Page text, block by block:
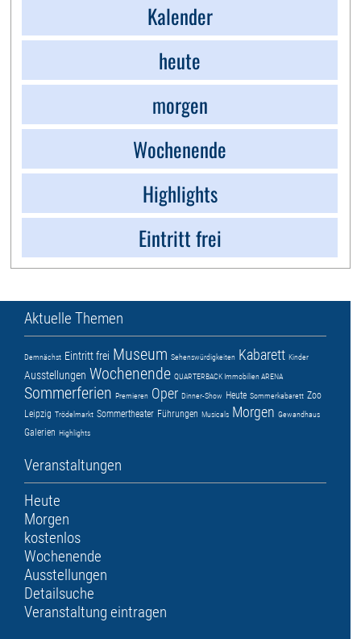
Kalender
heute
morgen
Wochenende
Highlights
Eintritt frei
Aktuelle Themen
Demnächst Eintritt frei Museum Sehenswürdigkeiten Kabarett Kinder
Ausstellungen Wochenende QUARTERBACK Immobilien ARENA
Sommerferien Premieren Oper Dinner-Show Heute Sommerkabarett Zoo
Leipzig Trödelmarkt Sommertheater Führungen Musicals Morgen Gewandhaus
Galerien Highlights
Veranstaltungen
Heute
Morgen
kostenlos
Wochenende
Ausstellungen
Detailsuche
Veranstaltung eintragen